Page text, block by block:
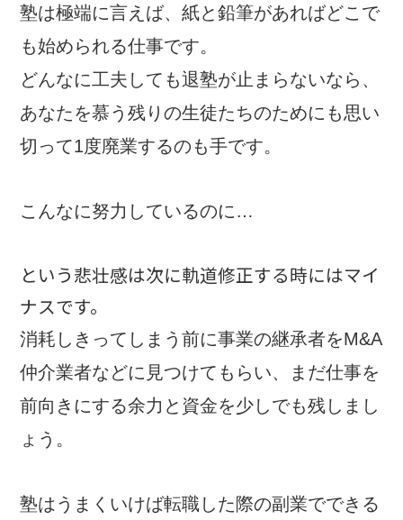
塾は極端に言えば、紙と鉛筆があればどこで
も始められる仕事です。
どんなに工夫しても退塾が止まらないなら、
あなたを慕う残りの生徒たちのためにも思い
切って1度廃業するのも手です。
こんなに努力しているのに…
という悲壮感は次に軌道修正する時にはマイ
ナスです。
消耗しきってしまう前に事業の継承者をM&A
仲介業者などに見つけてもらい、まだ仕事を
前向きにする余力と資金を少しでも残しまし
ょう。
塾はうまくいけば転職した際の副業でできる